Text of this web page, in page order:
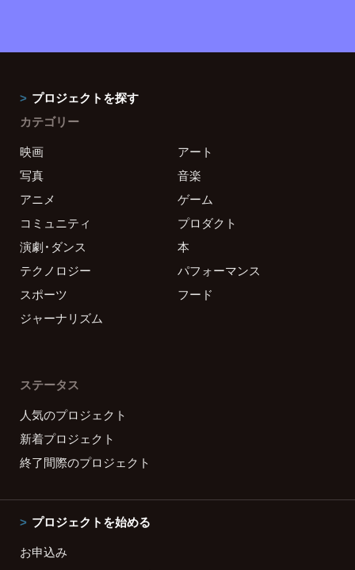
プロジェクトを探す
カテゴリー
映画
アート
写真
音楽
アニメ
ゲーム
コミュニティ
プロダクト
演劇・ダンス
本
テクノロジー
パフォーマンス
スポーツ
フード
ジャーナリズム
ステータス
人気のプロジェクト
新着プロジェクト
終了間際のプロジェクト
プロジェクトを始める
お申込み